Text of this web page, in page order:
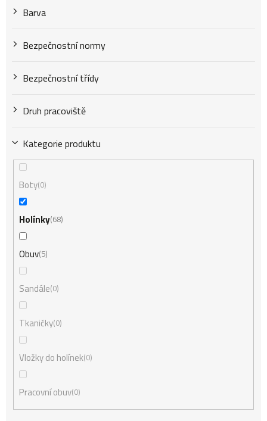
ů
Barva
Bezpečnostní normy
Bezpečnostní třídy
Druh pracoviště
Kategorie produktu
Boty 0
Holínky 68
Obuv 5
Sandále 0
Tkaničky 0
Vložky do holínek 0
Pracovní obuv 0